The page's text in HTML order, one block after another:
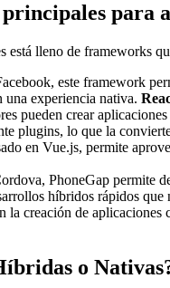
para
está lleno de frameworks
este framework
una experiencia nativa.
pueden crear
plugins, lo que la
en Vue.js, permite
PhoneGap permite
híbridos rápidos
la creación de
o